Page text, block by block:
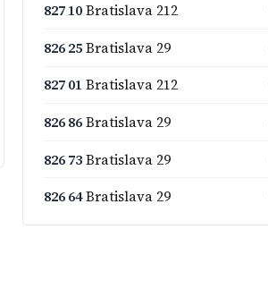
827 10Bratislava 212
826 25Bratislava 29
827 01 Bratislava 212
826 86Bratislava 29
826 73Bratislava 29
826 64Bratislava 29